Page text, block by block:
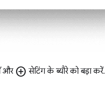
और add_circle सेटिंग के ब्यौरे को बड़ा करें.